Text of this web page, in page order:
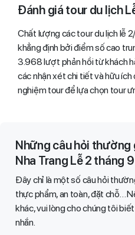
Đánh giá tour du lịch
Chất lượng các tour du lịch lễ
khẳng định bởi điểm số cao
3.968 lượt phản hồi từ khách
các nhận xét chi tiết và hữu
nghiệm tour để lựa chọn tour
Những câu hỏi thường
Nha Trang Lễ 2 tháng 9
Đây chỉ là một số câu hỏi
thực phẩm, an toàn, đặt chỗ…
khác, vui lòng cho chúng tôi
nhắn.